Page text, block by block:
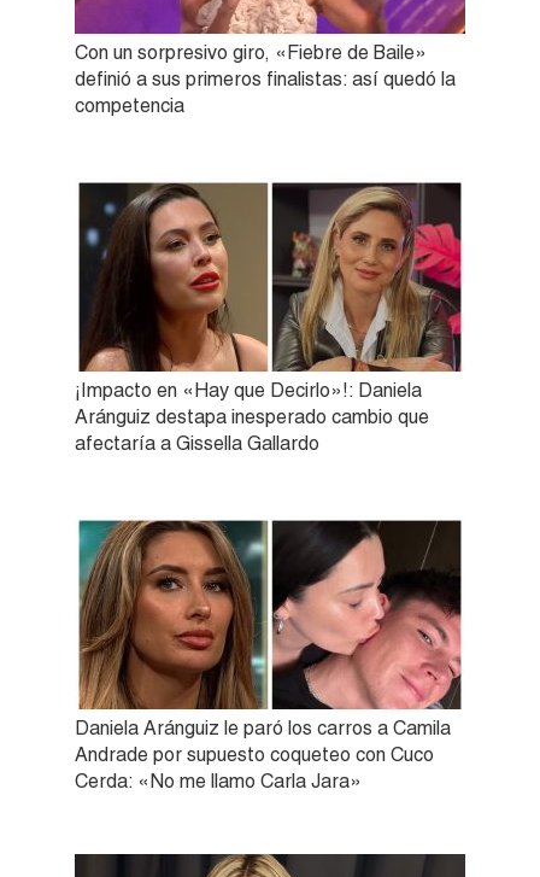
Con un sorpresivo giro, «Fiebre de Baile»
definió a sus primeros finalistas: así quedó la
competencia
¡Impacto en «Hay que Decirlo»!: Daniela
Aránguiz destapa inesperado cambio que
afectaría a Gissella Gallardo
Daniela Aránguiz le paró los carros a Camila
Andrade por supuesto coqueteo con Cuco
Cerda: «No me llamo Carla Jara»